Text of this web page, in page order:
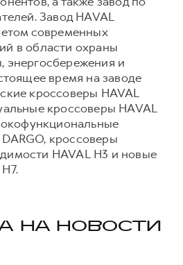
Завод HAVAL
современных
в области охраны
и
время на заводе
кроссоверы HAVAL
кроссоверы HAVAL
кроссоверы
HAVAL H3 и новые
НА НОВОСТИ